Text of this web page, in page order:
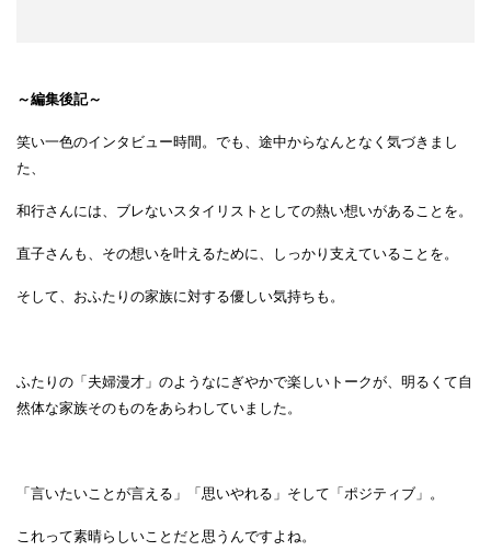
～編集後記～
笑い一色のインタビュー時間。でも、途中からなんとなく気づきまし
た、
和行さんには、ブレないスタイリストとしての熱い想いがあることを。
直子さんも、その想いを叶えるために、しっかり支えていることを。
そして、おふたりの家族に対する優しい気持ちも。
ふたりの「夫婦漫才」のようなにぎやかで楽しいトークが、明るくて自
然体な家族そのものをあらわしていました。
「言いたいことが言える」「思いやれる」そして「ポジティブ」。
これって素晴らしいことだと思うんですよね。